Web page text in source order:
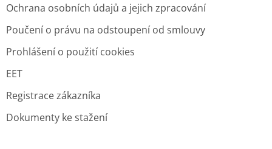
Ochrana osobních údajů a jejich zpracování
Poučení o právu na odstoupení od smlouvy
Prohlášení o použití cookies
EET
Registrace zákazníka
Dokumenty ke stažení